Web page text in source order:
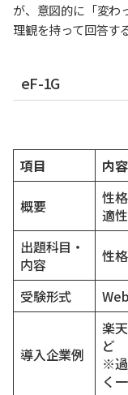
が、意図的に「変わ
理観を持って回答す
eF-1G
項目 内容
概要
性
適
出題科目・
内容
性
受験形式
導入企業例
楽
ど
※過
く